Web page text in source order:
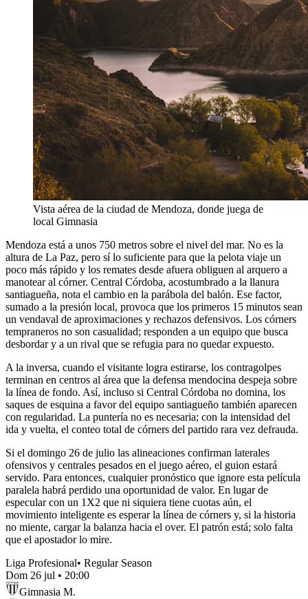
Vista aérea de la ciudad de Mendoza, donde juega de
local Gimnasia
Mendoza está a unos 750 metros sobre el nivel del mar. No es la
altura de La Paz, pero sí lo suficiente para que la pelota viaje un
poco más rápido y los remates desde afuera obliguen al arquero a
manotear al córner. Central Córdoba, acostumbrado a la llanura
santiagueña, nota el cambio en la parábola del balón. Ese factor,
sumado a la presión local, provoca que los primeros 15 minutos sean
un vendaval de aproximaciones y rechazos defensivos. Los córners
tempraneros no son casualidad; responden a un equipo que busca
desbordar y a un rival que se refugia para no quedar expuesto.
A la inversa, cuando el visitante logra estirarse, los contragolpes
terminan en centros al área que la defensa mendocina despeja sobre
la línea de fondo. Así, incluso si Central Córdoba no domina, los
saques de esquina a favor del equipo santiagueño también aparecen
con regularidad. La puntería no es necesaria; con la intensidad del
ida y vuelta, el conteo total de córners del partido rara vez defrauda.
Si el domingo 26 de julio las alineaciones confirman laterales
ofensivos y centrales pesados en el juego aéreo, el guion estará
servido. Para entonces, cualquier pronóstico que ignore esta película
paralela habrá perdido una oportunidad de valor. En lugar de
especular con un 1X2 que ni siquiera tiene cuotas aún, el
movimiento inteligente es esperar la línea de córners y, si la historia
no miente, cargar la balanza hacia el over. El patrón está; solo falta
que el apostador lo mire.
Liga Profesional• Regular Season
Dom 26 jul • 20:00
Gimnasia M.